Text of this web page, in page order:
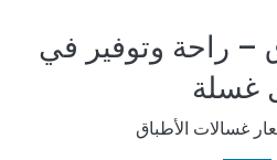
– راحة وتوفير في
غسلة
غسالات الأطباق